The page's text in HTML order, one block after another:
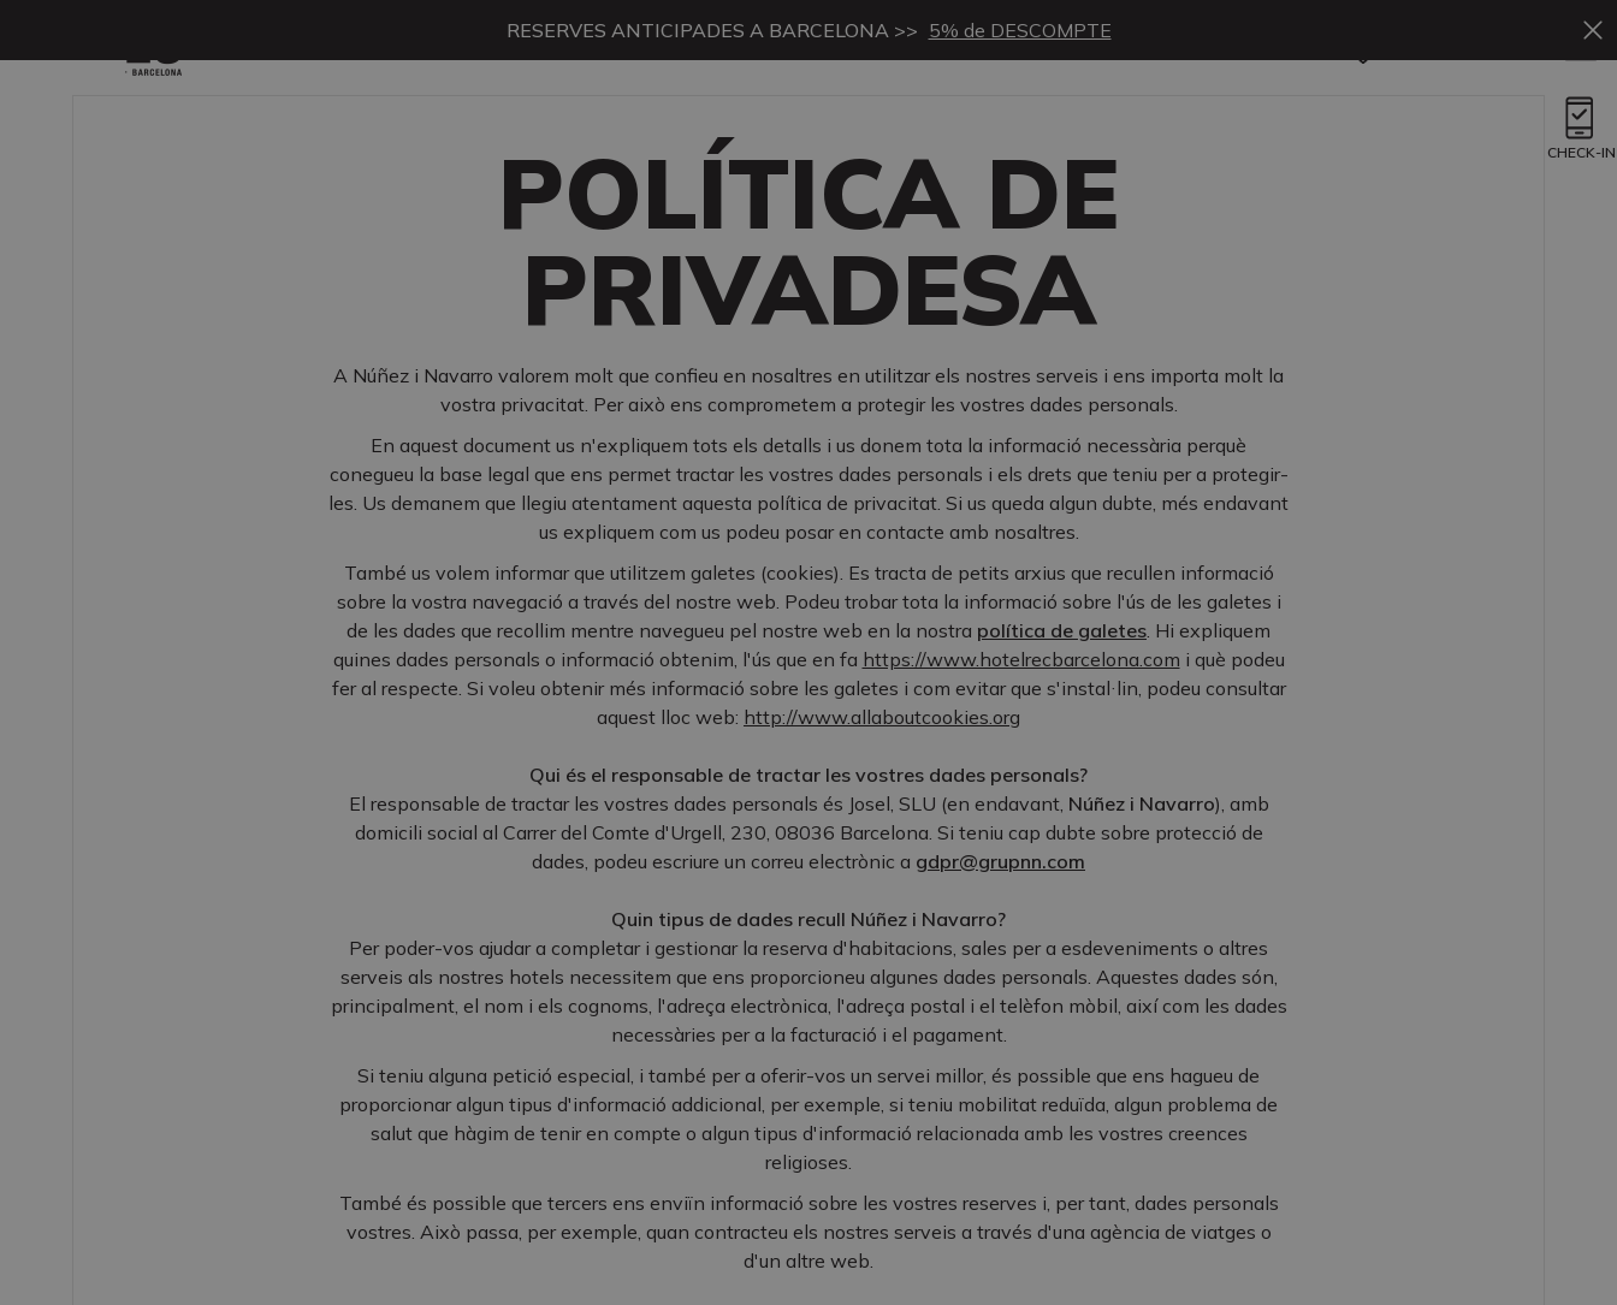
RESERVES ANTICIPADES A BARCELONA >> 5% de DESCOMPTE
CHECK-IN
POLÍTICA DE
PRIVADESA
A Núñez i Navarro valorem molt que confieu en nosaltres en utilitzar els nostres serveis i ens importa molt la
vostra privacitat. Per això ens comprometem a protegir les vostres dades personals.
En aquest document us n'expliquem tots els detalls i us donem tota la informació necessària perquè
conegueu la base legal que ens permet tractar les vostres dades personals i els drets que teniu per a protegir-
les. Us demanem que llegiu atentament aquesta política de privacitat. Si us queda algun dubte, més endavant
us expliquem com us podeu posar en contacte amb nosaltres.
També us volem informar que utilitzem galetes (cookies). Es tracta de petits arxius que recullen informació
sobre la vostra navegació a través del nostre web. Podeu trobar tota la informació sobre l'ús de les galetes i
de les dades que recollim mentre navegueu pel nostre web en la nostra política de galetes. Hi expliquem
quines dades personals o informació obtenim, l'ús que en fa https://www.hotelrecbarcelona.com i què podeu
fer al respecte. Si voleu obtenir més informació sobre les galetes i com evitar que s'instal·lin, podeu consultar
aquest lloc web: http://www.allaboutcookies.org
Qui és el responsable de tractar les vostres dades personals?
El responsable de tractar les vostres dades personals és Josel, SLU (en endavant, Núñez i Navarro), amb
domicili social al Carrer del Comte d'Urgell, 230, 08036 Barcelona. Si teniu cap dubte sobre protecció de
dades, podeu escriure un correu electrònic a gdpr@grupnn.com
Quin tipus de dades recull Núñez i Navarro?
Per poder-vos ajudar a completar i gestionar la reserva d'habitacions, sales per a esdeveniments o altres
serveis als nostres hotels necessitem que ens proporcioneu algunes dades personals. Aquestes dades són,
principalment, el nom i els cognoms, l'adreça electrònica, l'adreça postal i el telèfon mòbil, així com les dades
necessàries per a la facturació i el pagament.
Si teniu alguna petició especial, i també per a oferir-vos un servei millor, és possible que ens hagueu de
proporcionar algun tipus d'informació addicional, per exemple, si teniu mobilitat reduïda, algun problema de
salut que hàgim de tenir en compte o algun tipus d'informació relacionada amb les vostres creences
religioses.
També és possible que tercers ens enviïn informació sobre les vostres reserves i, per tant, dades personals
vostres. Això passa, per exemple, quan contracteu els nostres serveis a través d'una agència de viatges o
d'un altre web.